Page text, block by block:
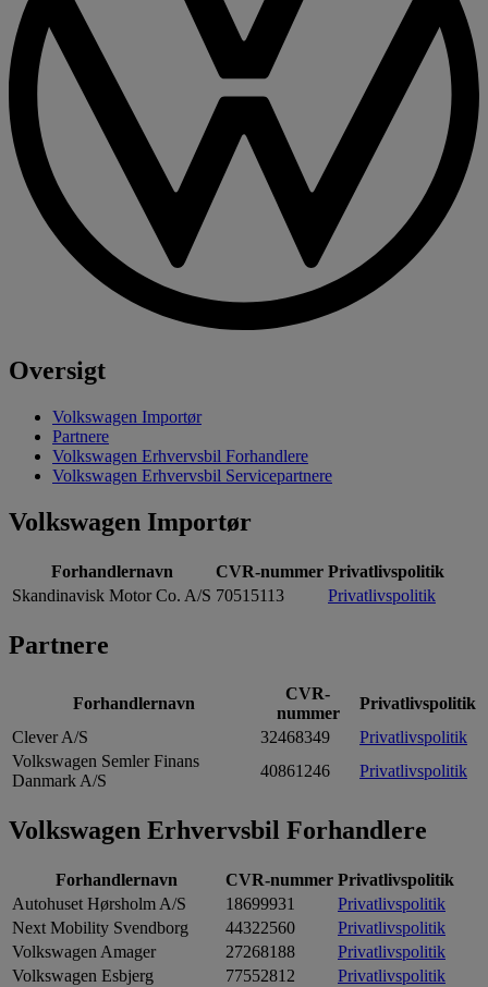
Oversigt
Volkswagen Importør
Partnere
Volkswagen Erhvervsbil Forhandlere
Volkswagen Erhvervsbil Servicepartnere
Volkswagen Importør
Forhandlernavn CVR-nummer Privatlivspolitik
Skandinavisk Motor Co. A/S 70515113 Privatlivspolitik
Partnere
Forhandlernavn
CVR-
nummer
Privatlivspolitik
Clever A/S
32468349
Privatlivspolitik
Volkswagen Semler Finans
Danmark A/S
40861246 Privatlivspolitik
Volkswagen Erhvervsbil Forhandlere
Forhandlernavn CVR-nummer Privatlivspolitik
Autohuset Hørsholm A/S
18699931
Privatlivspolitik
Next Mobility Svendborg
44322560
Privatlivspolitik
Volkswagen Amager
27268188
Privatlivspolitik
Volkswagen Esbjerg
77552812
Privatlivspolitik